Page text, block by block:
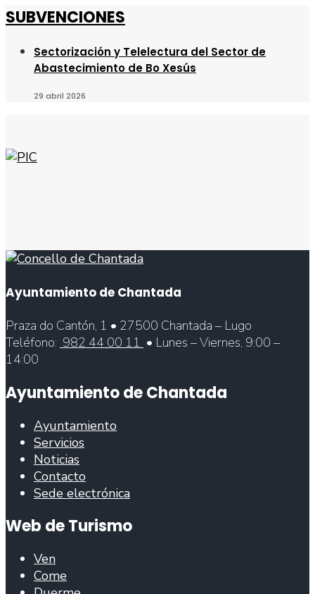
SUBVENCIONES
Sectorización y Telelectura del Sector de
Abastecimiento de Bo Xesús
29 abril 2026
Ayuntamiento de Chantada
Praza do Cantón, 1 • 27500 Chantada – Lugo
Teléfono: 982 44 00 11 • Lunes – Viernes, 9:00 –
14:00
Ayuntamiento de Chantada
Ayuntamiento
Servicios
Noticias
Contacto
Sede electrónica
Web de Turismo
Ven
Come